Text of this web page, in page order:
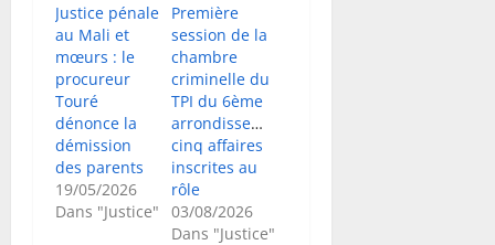
Justice pénale
au Mali et
mœurs : le
procureur
Touré
dénonce la
démission
des parents
19/05/2026
Dans "Justice"
Première
session de la
chambre
criminelle du
TPI du 6ème
arrondissement :
cinq affaires
inscrites au
rôle
03/08/2026
Dans "Justice"